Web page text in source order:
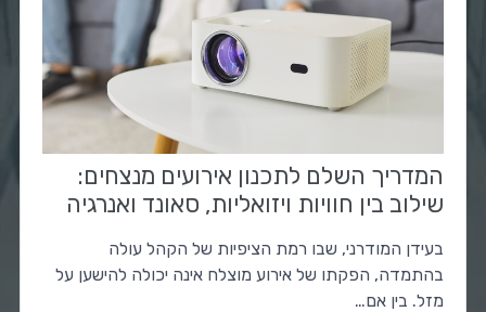
המדריך השלם לתכנון אירועים מנצחים:
שילוב בין חוויות ויזואליות, סאונד ואנרגיה
בעידן המודרני, שבו רמת הציפיות של הקהל עולה
בהתמדה, הפקתו של אירוע מוצלח אינה יכולה להישען על
מזל. בין אם…